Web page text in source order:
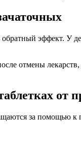
эффект. У
отмены
от
за помощью